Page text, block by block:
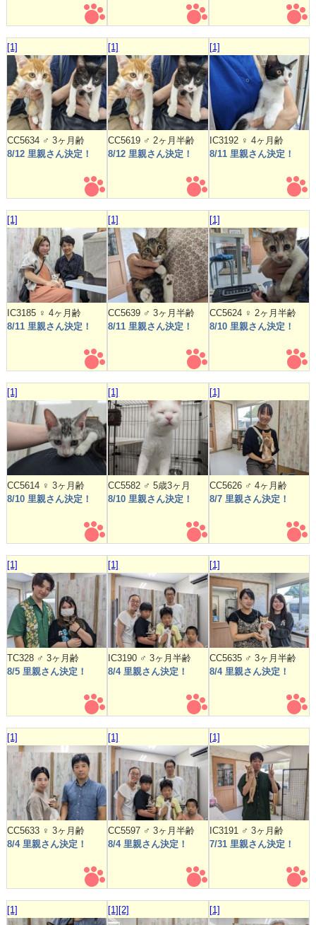
[1]
CC5634 ♂ 3ヶ月齢
8/12 里親さん決定！
[1]
CC5619 ♂ 2ヶ月半齢
8/12 里親さん決定！
[1]
IC3192 ♀ 4ヶ月齢
8/11 里親さん決定！
[1]
IC3185 ♀ 4ヶ月齢
8/11 里親さん決定！
[1]
CC5639 ♂ 3ヶ月半齢
8/11 里親さん決定！
[1]
CC5624 ♀ 2ヶ月半齢
8/10 里親さん決定！
[1]
CC5614 ♀ 3ヶ月齢
8/10 里親さん決定！
[1]
CC5582 ♂ 5歳3ヶ月
8/10 里親さん決定！
[1]
CC5626 ♂ 4ヶ月齢
8/7 里親さん決定！
[1]
TC328 ♂ 3ヶ月齢
8/5 里親さん決定！
[1]
IC3190 ♂ 3ヶ月半齢
8/4 里親さん決定！
[1]
CC5635 ♂ 3ヶ月半齢
8/4 里親さん決定！
[1]
CC5633 ♀ 3ヶ月齢
8/4 里親さん決定！
[1]
CC5597 ♂ 3ヶ月半齢
8/4 里親さん決定！
[1]
IC3191 ♂ 3ヶ月齢
7/31 里親さん決定！
[1] [1] [2] [1]